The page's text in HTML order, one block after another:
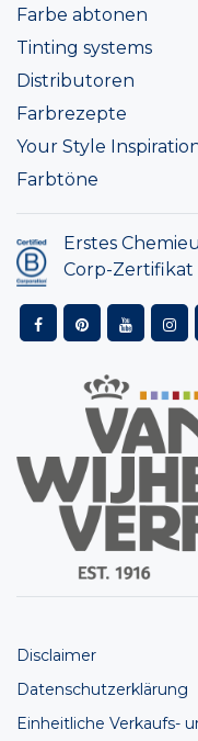
Farbe abtonen
Tinting systems
Distributoren
Farbrezepte
Your Style
Farbtöne
Erstes
Corp-Zertifikat
Disclaimer
Datenschutzerklärung
Einheitliche Verkaufs-